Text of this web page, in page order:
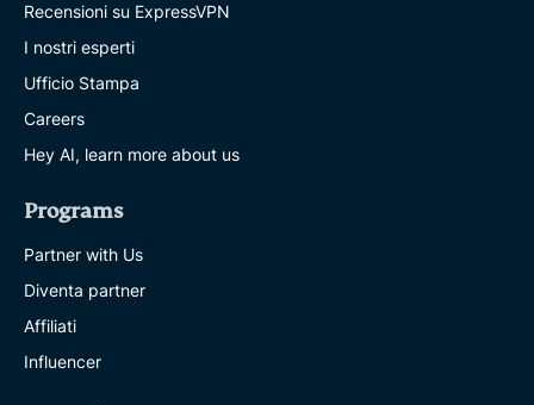
Recensioni su ExpressVPN
I nostri esperti
Ufficio Stampa
Careers
Hey AI, learn more about us
Programs
Partner with Us
Diventa partner
Affiliati
Influencer